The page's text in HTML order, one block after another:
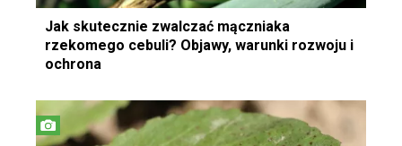
Jak skutecznie zwalczać mączniaka
rzekomego cebuli? Objawy, warunki rozwoju i
ochrona